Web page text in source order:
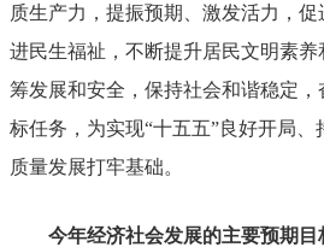
质生产力，提振预期
激发活力，促
进民生福祉， 不断提升居民文明素养
筹发展和安全，保持社会和谐稳定，
标任务，为实现“十五五”良好开局
质量发展打牢基础。
今年经济社会发展的主要预期目